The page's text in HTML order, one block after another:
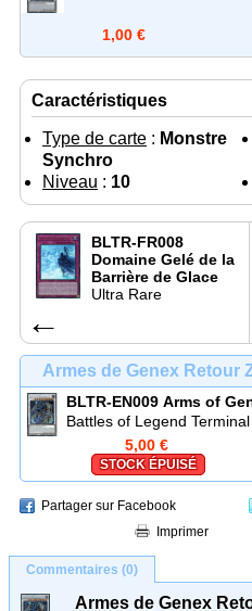
1,00 €
Caractéristiques
Type de carte : Monstre
Synchro
Niveau : 10
BLTR-FR008
Domaine Gelé de la
Barrière de Glace
Ultra Rare
←
Armes de Genex Retour
BLTR-EN009 Arms of
Battles of Legend
5,00 €
STOCK ÉPUISÉ
Partager sur Facebook
Imprimer
Commentaires (0)
Armes de Genex